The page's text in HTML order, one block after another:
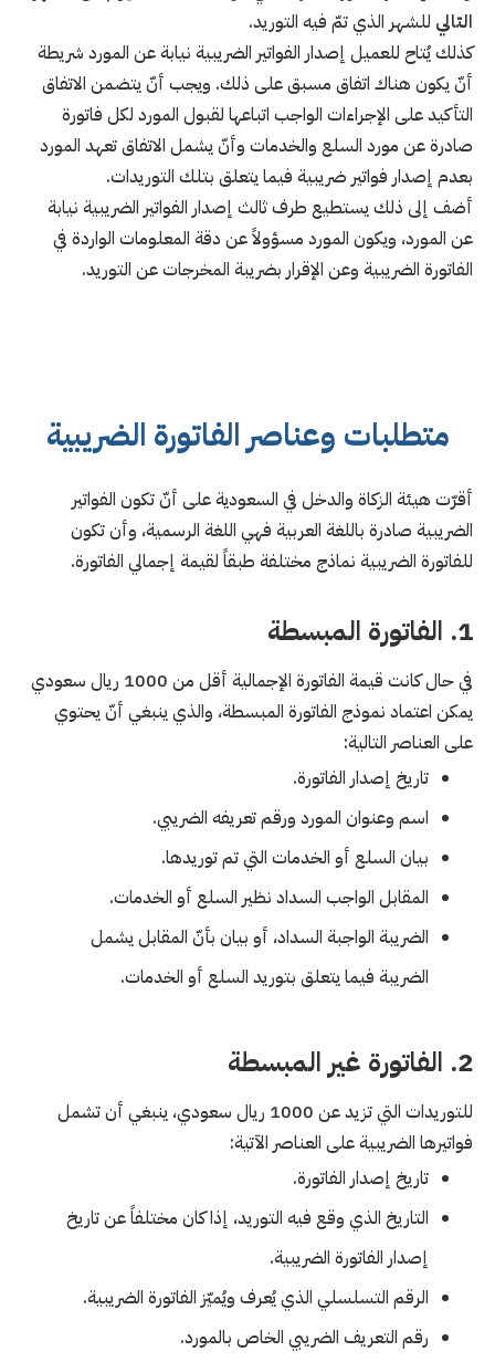
التالي للشهر الذي تمّ فيه التوريد.
كذلك يُتاح للعميل إصدار الفواتير الضريبية نيابة عن المورد شريطة
أنّ يكون هناك اتفاق مسبق على ذلك. ويجب أنّ يتضمن الاتفاق
التأكيد على الإجراءات الواجب اتباعها لقبول المورد لكل فاتورة
صادرة عن مورد السلع والخدمات وأنّ يشمل الاتفاق تعهد المورد
بعدم إصدار فواتير ضريبية فيما يتعلق بتلك التوريدات.
أضف إلى ذلك يستطيع طرف ثالث إصدار الفواتير الضريبية نيابة
عن المورد، ويكون المورد مسؤولاً عن دقة المعلومات الواردة في
الفاتورة الضريبية وعن الإقرار بضريبة المخرجات عن التوريد.
متطلبات وعناصر الفاتورة الضريبية
أقرّت هيئة الزكاة والدخل في السعودية على أنّ تكون الفواتير
الضريبية صادرة باللغة العربية فهي اللغة الرسمية، وأن تكون
للفاتورة الضريبية نماذج مختلفة طبقاً لقيمة إجمالي الفاتورة.
1. الفاتورة المبسطة
في حال كانت قيمة الفاتورة الإجمالية أقل من 1000 ريال سعودي
يمكن اعتماد نموذج الفاتورة المبسطة، والذي ينبغي أنّ يحتوي
على العناصر التالية:
تاريخ إصدار الفاتورة.
اسم وعنوان المورد ورقم تعريفه الضريبي.
بيان السلع أو الخدمات التي تم توريدها.
المقابل الواجب السداد نظير السلع أو الخدمات.
الضريبة الواجبة السداد، أو بيان بأنّ المقابل يشمل
الضريبة فيما يتعلق بتوريد السلع أو الخدمات.
2. الفاتورة غير المبسطة
للتوريدات التي تزيد عن 1000 ريال سعودي، ينبغي أن تشمل
فواتيرها الضريبية على العناصر الآتية:
تاريخ إصدار الفاتورة.
التاريخ الذي وقع فيه التوريد، إذا كان مختلفاً عن تاريخ
إصدار الفاتورة الضريبية.
الرقم التسلسلي الذي يُعرف ويُميّز الفاتورة الضريبية.
رقم التعريف الضريبي الخاص بالمورد.